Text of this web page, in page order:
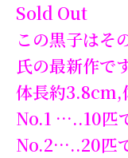
Sold Out
この黒子はそ
氏の最新作です
体長約3.8cm,
No.1 …..10匹
No.2…..20匹